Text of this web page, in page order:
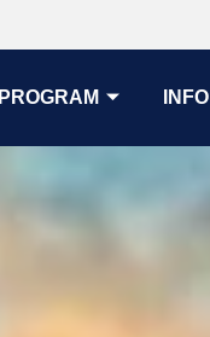
PROGRAM INFO